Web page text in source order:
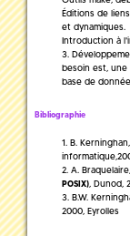
Éditions de
et dynamiques.
Introduction à
besoin est, une
base de
Bibliographie
B.
A. Braquelaire,
POSIX), Dunod,
B.W.
2000, Eyrolles